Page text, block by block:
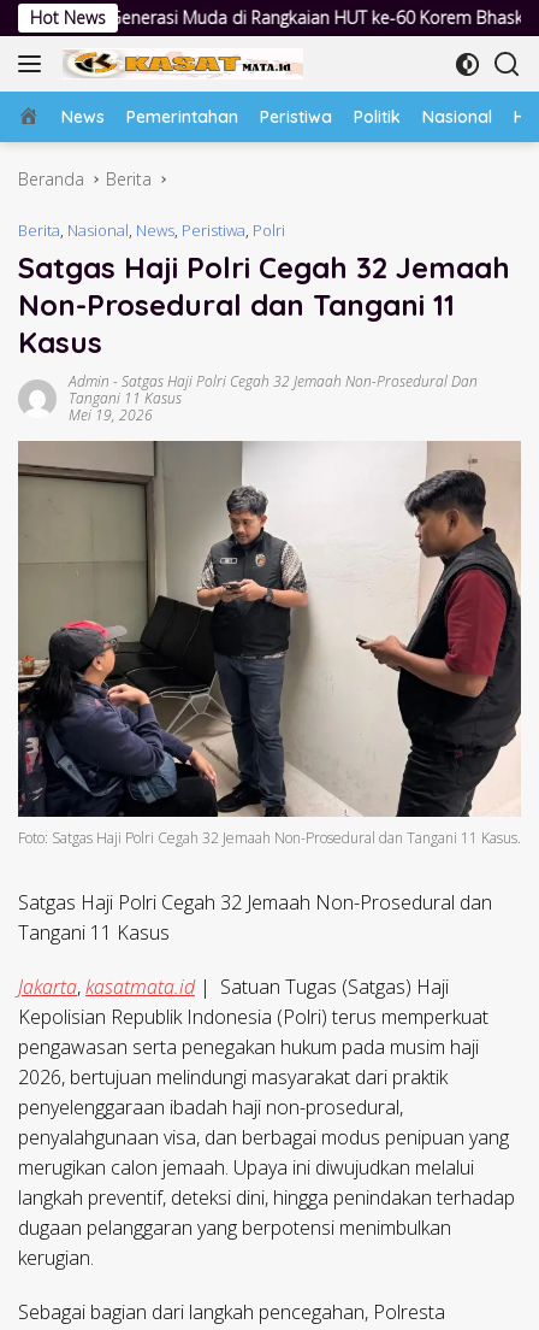
Langsung
ke
konten
Hot News
di Rangkaian HUT ke-60 Korem Bhaskara Jaya Lewat
Home
News Pemerintahan Peristiwa Politik Nasional
Beranda Berita
Berita, Nasional, News, Peristiwa, Polri
Satgas Haji Polri Cegah 32 Jemaah
Non-Prosedural dan Tangani 11
Kasus
Admin -Satgas Haji Polri Cegah 32 Jemaah Non-Prosedural Dan
Tangani 11 Kasus
Mei 19, 2026
Foto: Satgas Haji Polri Cegah 32 Jemaah Non-Prosedural dan Tangani 11 Kasus.
Satgas Haji Polri Cegah 32 Jemaah Non-Prosedural dan
Tangani 11 Kasus
Jakarta,kasatmata.id| Satuan Tugas (Satgas) Haji
Kepolisian Republik Indonesia (Polri) terus memperkuat
pengawasan serta penegakan hukum pada musim haji
2026, bertujuan melindungi masyarakat dari praktik
penyelenggaraan ibadah haji non-prosedural,
penyalahgunaan visa, dan berbagai modus penipuan yang
merugikan calon jemaah. Upaya ini diwujudkan melalui
langkah preventif, deteksi dini, hingga penindakan terhadap
dugaan pelanggaran yang berpotensi menimbulkan
kerugian.
Sebagai bagian dari langkah pencegahan, Polresta